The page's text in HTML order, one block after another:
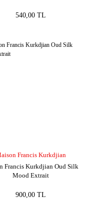
540,00 TL
Francis Kurkdjian
Francis Kurkdjian Oud Silk
Mood Extrait
900,00 TL